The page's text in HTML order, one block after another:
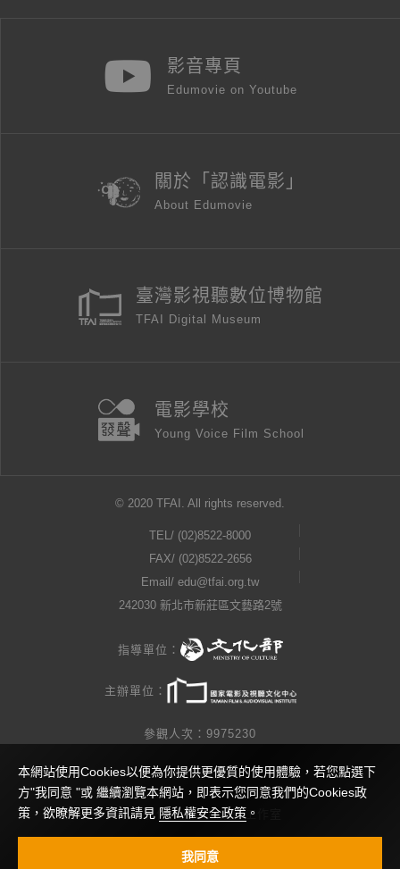
影音專頁
Edumovie on Youtube
關於「認識電影」
About Edumovie
臺灣影視聽數位博物館
TFAI Digital Museum
電影學校
Young Voice Film School
© 2020 TFAI. All rights reserved.
TEL/ (02)8522-8000
FAX/ (02)8522-2656
Email/ edu@tfai.org.tw
242030 新北市新莊區文藝路2號
指導單位：
主辦單位：
參觀人次：9975230
隱私權公告
網站製作 / 瓜口瓜設計工作室
視覺設計 / 查理小姐工作室
本網站使用Cookies以便為你提供更優質的使用體驗，若您點選下
方"我同意 "或 繼續瀏覽本網站，即表示您同意我們的Cookies政
策，欲瞭解更多資訊請見 隱私權安全政策 。
我同意